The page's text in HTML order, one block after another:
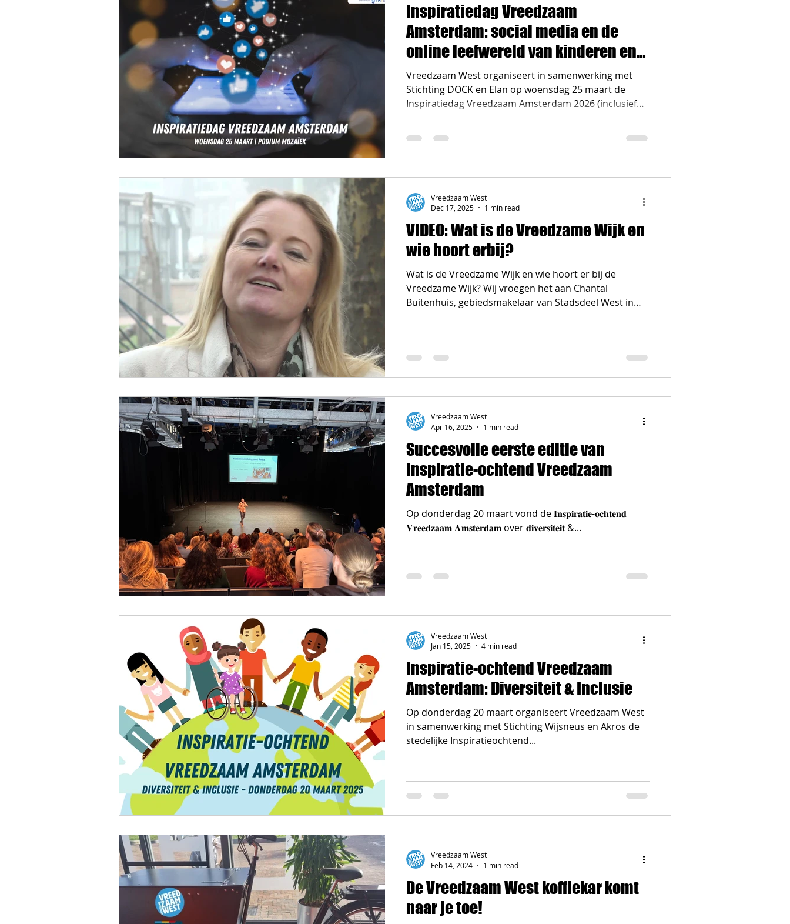
Inspiratiedag Vreedzaam
Amsterdam: social media en de
online leefwereld van kinderen en
jongeren
Vreedzaam West organiseert in samenwerking met
Stichting DOCK en Elan op woensdag 25 maart de
Inspiratiedag Vreedzaam Amsterdam 2026 (inclusief
jongeren en hoe voeden we daarmee op?
VIDEO: Wat is de Vreedzame Wijk en
wie hoort erbij?
Wat is de Vreedzame Wijk en wie hoort er bij de
Vreedzame Wijk? Wij vroegen het aan Chantal
Buitenhuis, gebiedsmakelaar van Stadsdeel West in
Vreedzaam West
Dec 17, 2025
1 min read
Succesvolle eerste editie van
Inspiratie-ochtend Vreedzaam
Amsterdam
Op donderdag 20 maart vond de 𝐈𝐧𝐬𝐩𝐢𝐫𝐚𝐭𝐢𝐞-𝐨𝐜𝐡𝐭𝐞𝐧𝐝
𝐕𝐫𝐞𝐞𝐝𝐳𝐚𝐚𝐦 𝐀𝐦𝐬𝐭𝐞𝐫𝐝𝐚𝐦 over 𝐝𝐢𝐯𝐞𝐫𝐬𝐢𝐭𝐞𝐢𝐭 &...
Vreedzaam West
Apr 16, 2025
1 min read
Inspiratie-ochtend Vreedzaam
Amsterdam: Diversiteit & Inclusie
Op donderdag 20 maart organiseert Vreedzaam West
in samenwerking met Stichting Wijsneus en Akros de
stedelijke Inspiratieochtend...
Vreedzaam West
Jan 15, 2025
4 min read
De Vreedzaam West koffiekar komt
naar je toe!
Vreedzaam West
Feb 14, 2024
1 min read